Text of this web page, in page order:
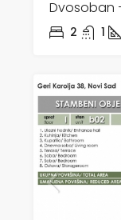
Dvosoban
2 1